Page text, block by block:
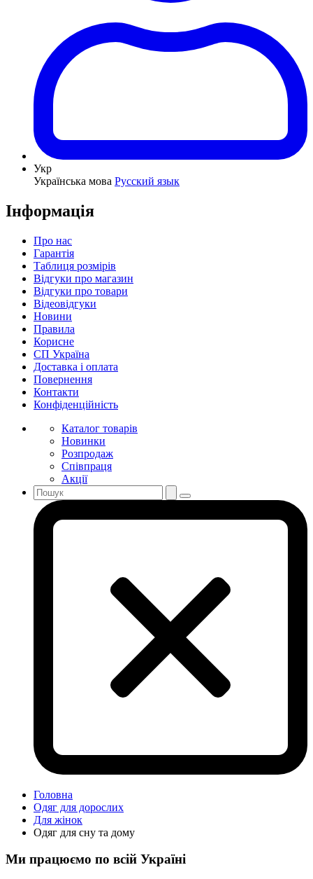
Укр
Українська мова Русский язык
Інформація
Про нас
Гарантія
Таблиця розмірів
Відгуки про магазин
Відгуки про товари
Відеовідгуки
Новини
Правила
Корисне
СП Україна
Доставка і оплата
Повернення
Контакти
Конфіденційність
Каталог товарів
Новинки
Розпродаж
Співпраця
Акції
Головна
Одяг для дорослих
Для жінок
Одяг для сну та дому
Ми працюємо по всій Україні